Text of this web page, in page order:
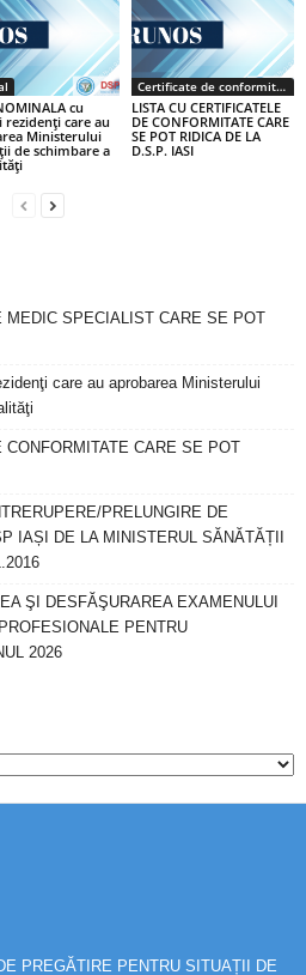
cu
rezidenţi care au
Ministerului
de schimbare a
Certificate de conformitate
LISTA CU CERTIFICATELE
DE CONFORMITATE CARE
SE POT RIDICA DE LA
D.S.P. IASI
MEDIC SPECIALIST CARE SE POT
care au aprobarea Ministerului
CONFORMITATE CARE SE POT
PRELUNGIRE DE
IAȘI DE LA MINISTERUL SĂNĂTĂȚII
ŞI DESFĂŞURAREA EXAMENULUI
PENTRU
2026
PREGĂTIRE PENTRU SITUAȚII DE